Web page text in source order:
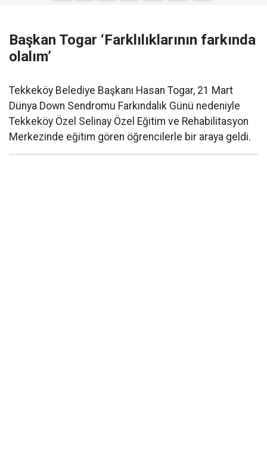
Başkan Togar ‘Farklılıklarının farkında
olalım’
Tekkeköy Belediye Başkanı Hasan Togar, 21 Mart
Dünya Down Sendromu Farkındalık Günü nedeniyle
Tekkeköy Özel Selinay Özel Eğitim ve Rehabilitasyon
Merkezinde eğitim gören öğrencilerle bir araya geldi.